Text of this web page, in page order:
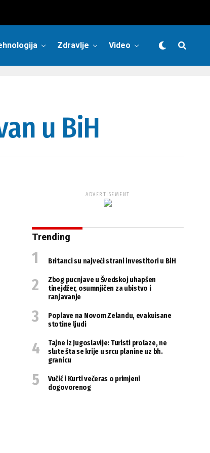
Zdravlje Video
u BiH
ADVERTISEMENT
Trending
Britanci su najveći strani investitori u BiH
Zbog pucnjave u Švedskoj uhapšen
tinejdžer, osumnjičen za ubistvo i
ranjavanje
Poplave na Novom Zelandu, evakuisane
stotine ljudi
Tajne iz Jugoslavije: Turisti prolaze, ne
slute šta se krije u srcu planine uz bh.
granicu
Vučić i Kurti večeras o primjeni
dogovorenog